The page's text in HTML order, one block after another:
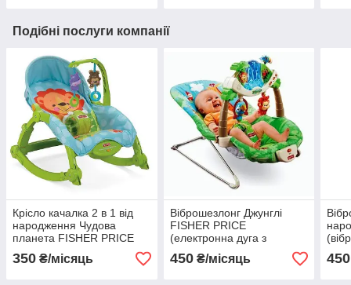
Подібні послуги компанії
Крісло качалка 2 в 1 від
народження Чудова
планета FISHER PRICE
(вібрації, дуга з іграшками)
350 ₴/місяць
Віброшезлонг Джунглі
FISHER PRICE
(електронна дуга з
рухаються, музикою та
450₴/місяць 450